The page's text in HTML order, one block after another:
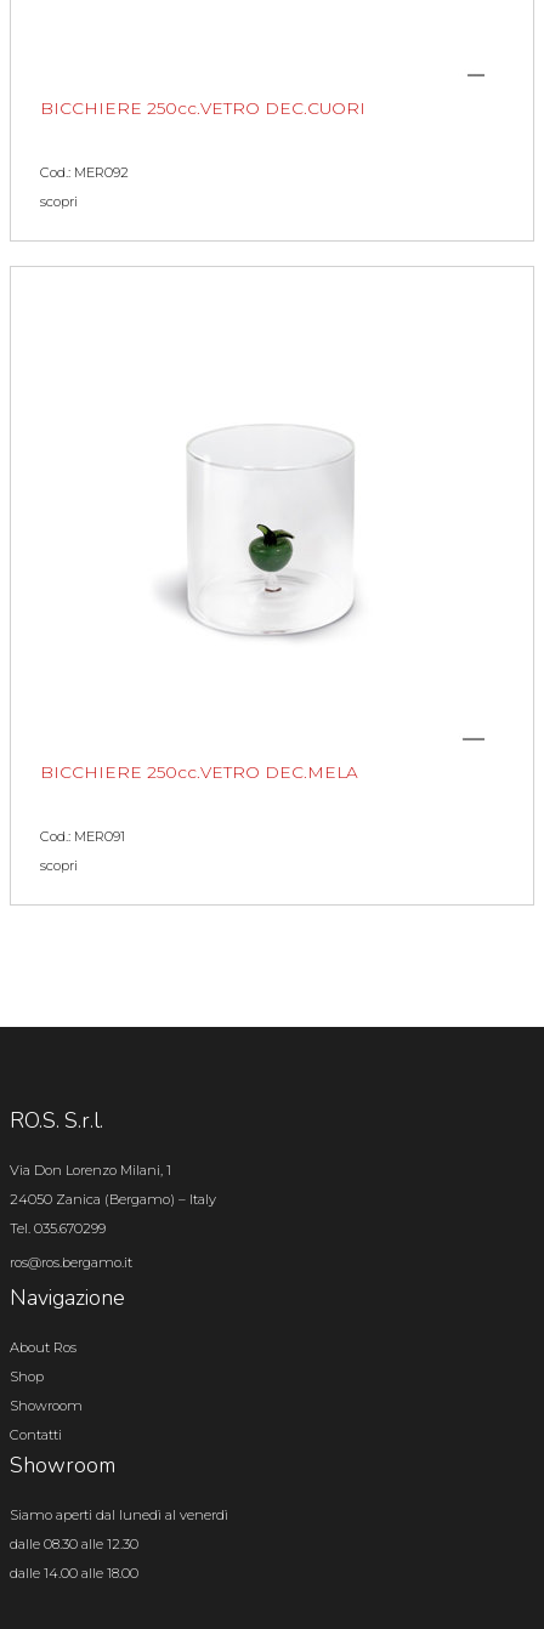
BICCHIERE 250cc.VETRO DEC.CUORI
Cod.: MER092
scopri
BICCHIERE 250cc.VETRO DEC.MELA
Cod.: MER091
scopri
RO.S. S.r.l.
Via Don Lorenzo Milani, 1
24050 Zanica (Bergamo) – Italy
Tel. 035.670299
ros@ros.bergamo.it
Navigazione
About Ros
Shop
Showroom
Contatti
Showroom
Siamo aperti dal lunedì al venerdì
dalle 08.30 alle 12.30
dalle 14.00 alle 18.00